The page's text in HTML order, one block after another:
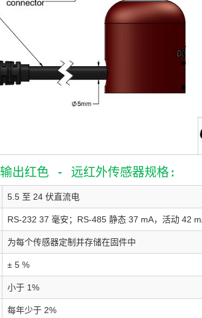
出红色 - 远红外传感器规格:
5.5 至 24 伏直流电
RS-232 37 毫安；RS-485 静态 37 mA，活动 42
为每个传感器定制并存储在固件中
± 5 %
小于 1%
每年少于 2%